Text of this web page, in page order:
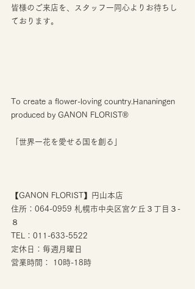
皆様のご来店を、スタッフ一同心よりお待ちし
ております。
To create a flower-loving country.Hananingen
produced by GANON FLORIST®︎
「世界一花を愛せる国を創る」
【GANON FLORIST】円山本店
住所：064-0959 札幌市中央区宮ケ丘３丁目３-
８
TEL：011-633-5522
定休日：毎週月曜日
営業時間： 10時-18時